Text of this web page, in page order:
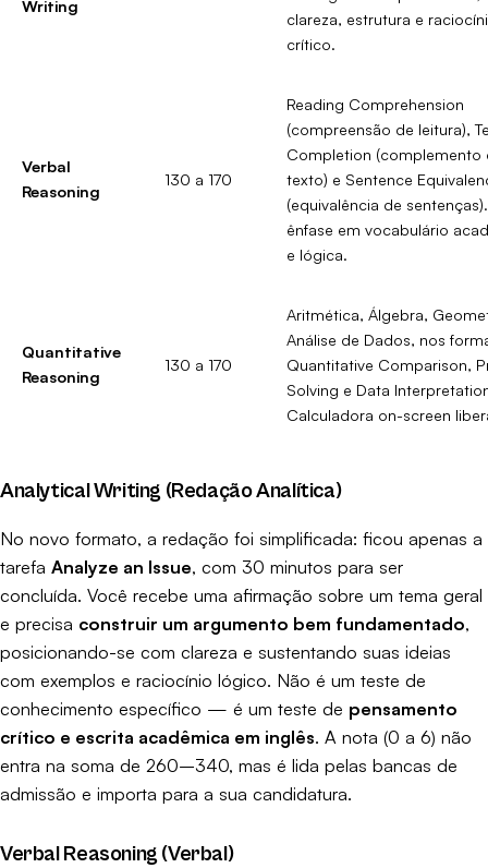
Writing
clareza, estrutura e
crítico.
Verbal
Reasoning
130 a 170
Reading Comprehension
(compreensão de leitura),
Completion (complemento
texto) e Sentence
(equivalência de
ênfase em vocabulário
e lógica.
Quantitative
Reasoning
130 a 170
Aritmética, Álgebra,
Análise de Dados, nos
Quantitative Comparison,
Solving e Data
Calculadora on-screen
Analytical Writing (Redação Analítica)
No novo formato, a redação foi simplificada: ficou apenas a
tarefa Analyze an Issue, com 30 minutos para ser
concluída. Você recebe uma afirmação sobre um tema geral
e precisa construir um argumento bem fundamentado,
posicionando-se com clareza e sustentando suas ideias
com exemplos e raciocínio lógico. Não é um teste de
conhecimento específico — é um teste de pensamento
crítico e escrita acadêmica em inglês. A nota (0 a 6) não
entra na soma de 260–340, mas é lida pelas bancas de
admissão e importa para a sua candidatura.
Verbal Reasoning (Verbal)